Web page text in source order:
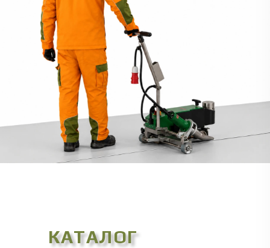
КАТАЛОГ